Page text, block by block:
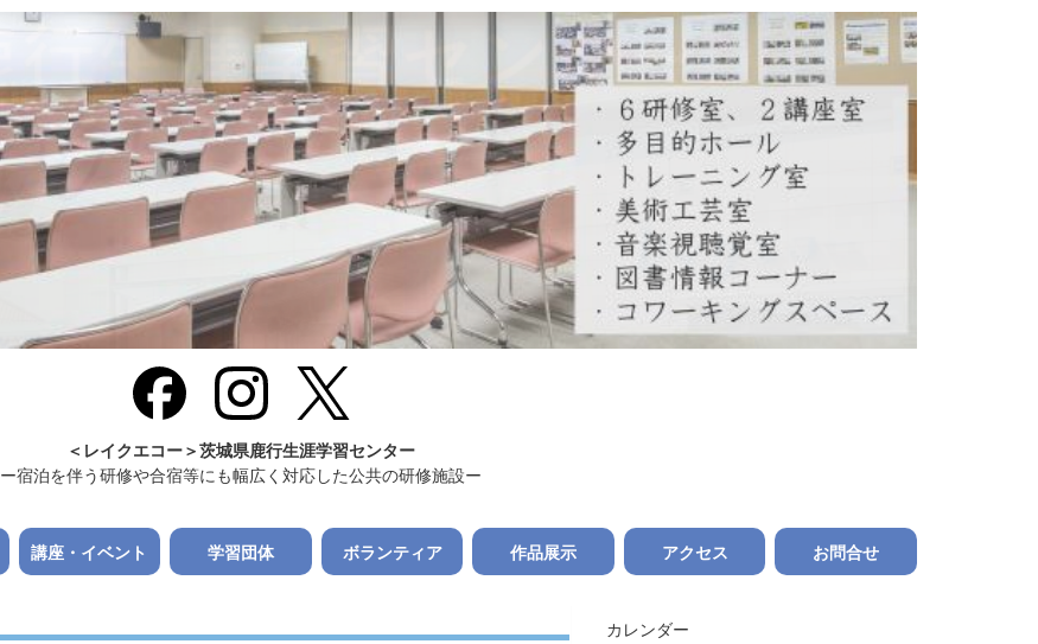
＜レイクエコー＞茨城県鹿行生涯学習センター
ー宿泊を伴う研修や合宿等にも幅広く対応した公共の研修施設ー
講座・イベント 学習団体 ボランティア 作品展示 アクセス お問合せ
カレンダー